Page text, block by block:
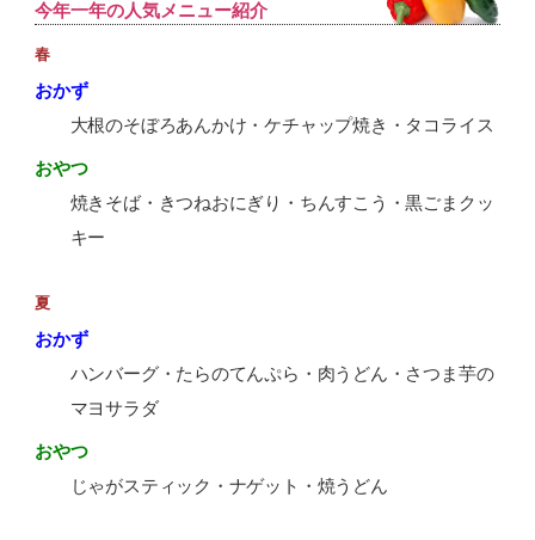
今年一年の人気メニュー紹介
春
おかず
大根のそぼろあんかけ・ケチャップ焼き・タコライス
おやつ
焼きそば・きつねおにぎり・ちんすこう・黒ごまクッ
キー
夏
おかず
ハンバーグ・たらのてんぷら・肉うどん・さつま芋の
マヨサラダ
おやつ
じゃがスティック・ナゲット・焼うどん